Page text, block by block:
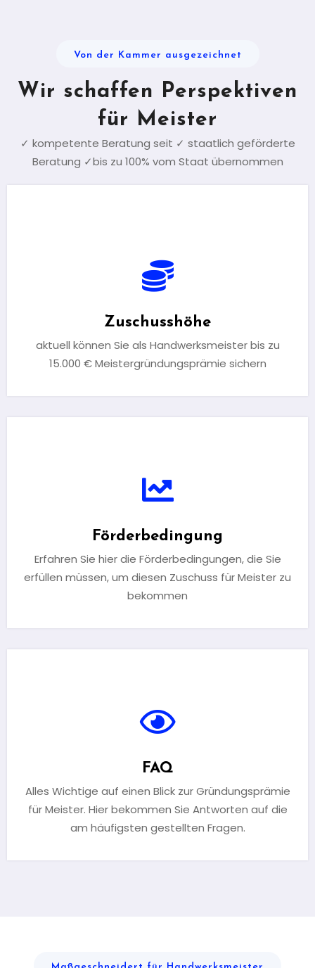
Von der Kammer ausgezeichnet
Wir schaffen Perspektiven
für Meister
✓ kompetente Beratung seit ✓ staatlich geförderte
Beratung ✓bis zu 100% vom Staat übernommen
Zuschusshöhe
aktuell können Sie als Handwerksmeister bis zu
15.000 € Meistergründungsprämie sichern
Förderbedingung
Erfahren Sie hier die Förderbedingungen, die Sie
erfüllen müssen, um diesen Zuschuss für Meister zu
bekommen
FAQ
Alles Wichtige auf einen Blick zur Gründungsprämie
für Meister. Hier bekommen Sie Antworten auf die
am häufigsten gestellten Fragen.